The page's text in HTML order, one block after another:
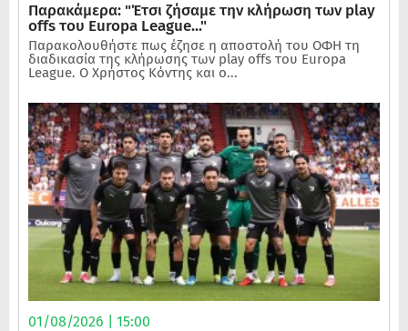
Παρακάμερα: "Έτσι ζήσαμε την κλήρωση των play
offs του Europa League..."
Παρακολουθήστε πως έζησε η αποστολή του ΟΦΗ τη
διαδικασία της κλήρωσης των play offs του Europa
League. Ο Χρήστος Κόντης και ο...
01/08/2026 | 15:00